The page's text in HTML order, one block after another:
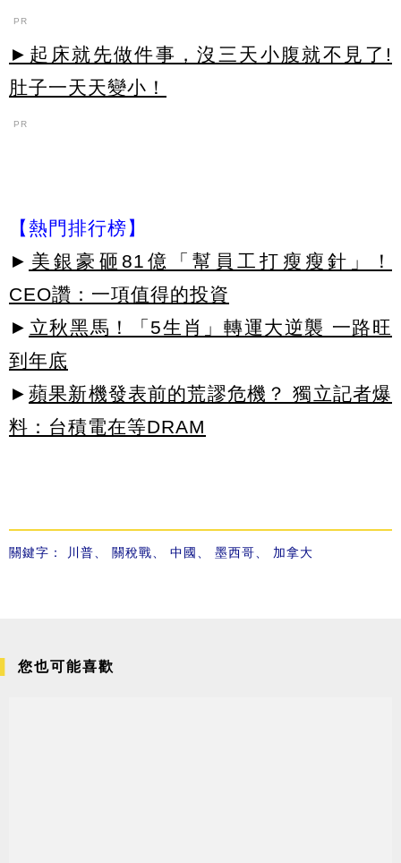
PR
►起床就先做件事，沒三天小腹就不見了!
肚子一天天變小！
PR
【熱門排行榜】
► 美銀豪砸81億「幫員工打瘦瘦針」！
CEO讚：一項值得的投資
► 立秋黑馬！「5生肖」轉運大逆襲 一路旺
到年底
► 蘋果新機發表前的荒謬危機？ 獨立記者爆
料：台積電在等DRAM
關鍵字： 川普 關稅戰 中國 墨西哥 加拿大
您也可能喜歡